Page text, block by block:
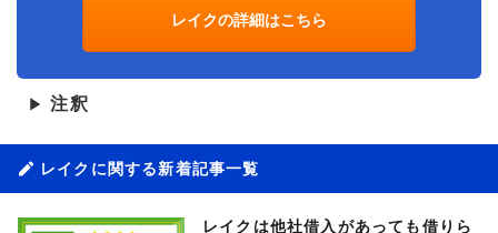
レイクの詳細はこちら
▶ 注釈
レイクに関する新着記事一覧
レイクは他社借入があっても借りら